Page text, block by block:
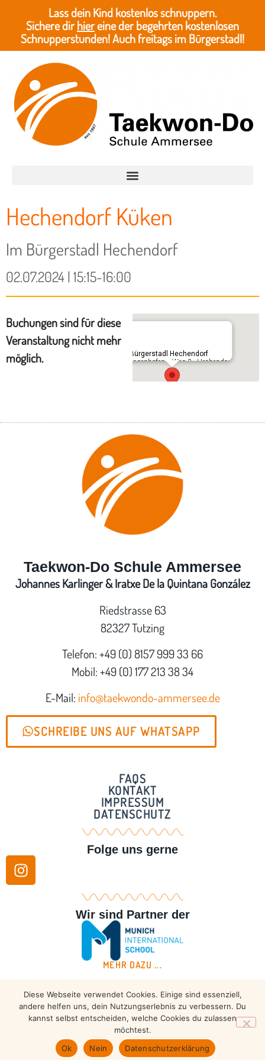
Lass dein Kind kostenlos schnuppern.
Sichere dirhiereine der begehrten kostenlosen
Schnupperstunden! Auch freitags im Bürgerstadl!
Hechendorf Küken
Im Bürgerstadl Hechendorf
02.07.2024 | 15:15-16:00
Buchungen sind für diese
Veranstaltung nicht mehr
möglich.
Im Bürgerstadl Hechendorf
Schlagenhofener Weg 3 - Hechendorf
Taekwon-Do Schule Ammersee
Johannes Karlinger & Iratxe De la Quintana González
Riedstrasse 63
82327 Tutzing
Telefon: +49 (0) 8157 999 33 66
Mobil: +49 (0) 177 213 38 34
E-Mail: info@taekwondo-ammersee.de
SCHREIBE UNS AUF WHATSAPP
FAQS
KONTAKT
IMPRESSUM
DATENSCHUTZ
Folge uns gerne
Wir sind Partner der
MEHR DAZU ...
Copyright © 2026 – Taekwondo Ammersee | All rights
reserved.
Diese Webseite verwendet Cookies. Einige sind essenziell,
andere helfen uns, dein Nutzungserlebnis zu verbessern. Du
kannst selbst entscheiden, welche Cookies du zulassen
möchtest.
Ok
Nein Datenschutzerklärung